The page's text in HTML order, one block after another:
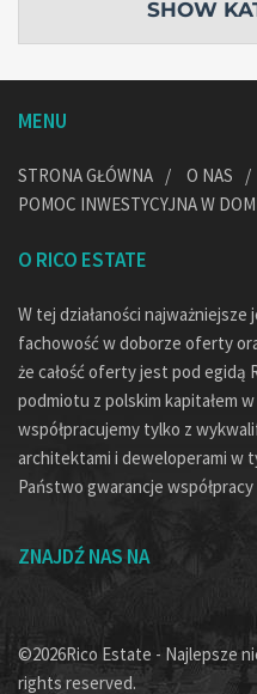
SHOW
MENU
STRONA GŁÓWNA O NAS
POMOC INWESTYCYJNA W
O RICO ESTATE
W tej działaności
fachowość w doborze oferty
że całość oferty jest pod egidą
podmiotu z polskim kapitałem
współpracujemy tylko z
architektami i deweloperami w
Państwo gwarancje współpracy
ZNAJDŹ NAS NA
©2026Rico Estate - Najlepsze
rights reserved.